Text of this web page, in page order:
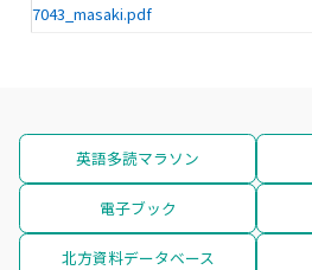
7043_masaki.pdf
英語多読マラソン
電子ブック
北方資料データベース